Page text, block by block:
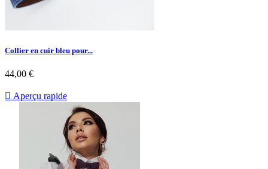
Collier en cuir bleu pour...
44,00 €
 Aperçu rapide